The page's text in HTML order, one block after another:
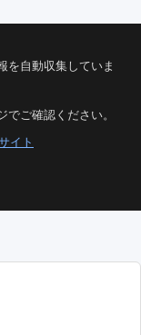
を自動収集していま
ご確認ください。
イト